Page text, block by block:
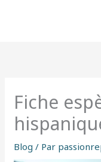
Fiche
Blog / Par